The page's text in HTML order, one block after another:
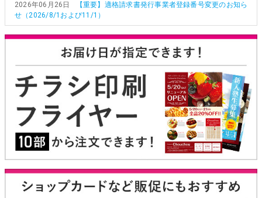
2026年06月26日
【重要】適格請求書発行事業者登録番号変更のお知ら
せ（2026/8/1および11/1）